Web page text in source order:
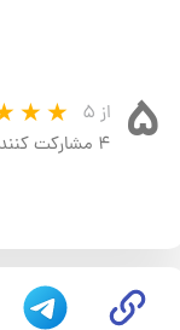
۵
از ۵
۴ مشارکت کننده